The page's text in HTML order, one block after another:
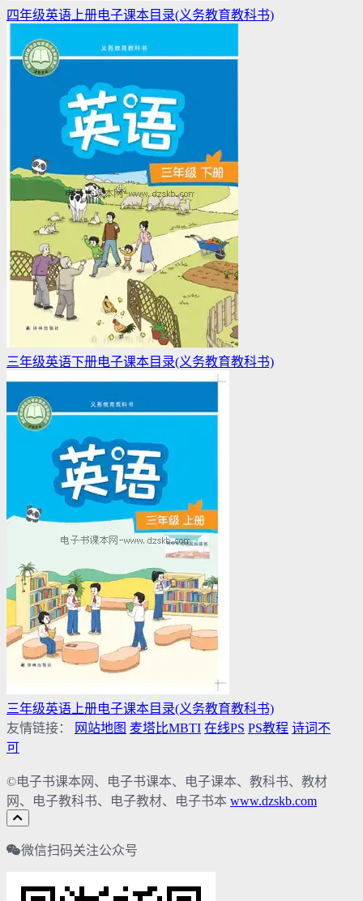
四年级英语上册电子课本目录(义务教育教科书)
三年级英语下册电子课本目录(义务教育教科书)
三年级英语上册电子课本目录(义务教育教科书)
友情链接：
网站地图 麦塔比MBTI 在线PS PS教程 诗词不
可
©电子书课本网、电子书课本、电子课本、教科书、教材
网、电子教科书、电子教材、电子书本 www.dzskb.com
微信扫码关注公众号